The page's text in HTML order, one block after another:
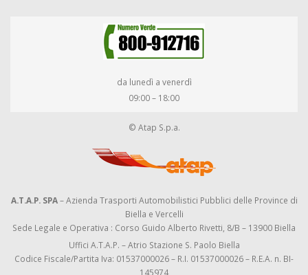
da lunedì a venerdì
09:00 – 18:00
© Atap S.p.a.
A.T.A.P. SPA– Azienda Trasporti Automobilistici Pubblici delle Province di
Biella e Vercelli
Sede Legale e Operativa : Corso Guido Alberto Rivetti, 8/B – 13900 Biella
Uffici A.T.A.P. – Atrio Stazione S. Paolo Biella
Codice Fiscale/Partita Iva: 01537000026 – R.I. 01537000026 – R.E.A. n. BI-
145974